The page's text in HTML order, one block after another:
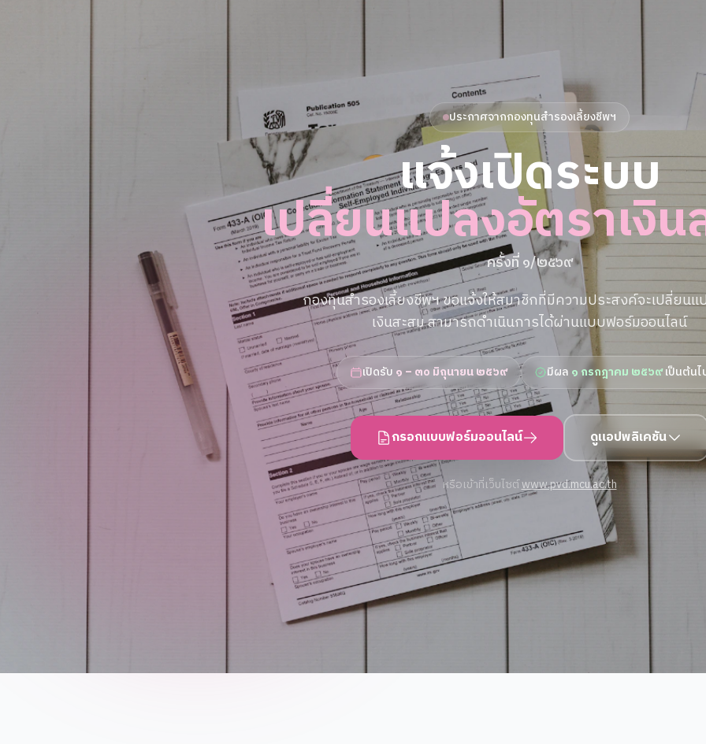
ประกาศจากกองทุนสำรองเลี้ยงชีพฯ
แจ้งเปิดระบบ
เปลี่ยนแปลงอัตราเงิ
ครั้งที่ ๑/๒๕๖๙
กองทุนสำรองเลี้ยงชีพฯ ขอแจ้งให้สมาชิกที่มีความประสงค์จะเปลี่ยนแ
เงินสะสม สามารถดำเนินการได้ผ่านแบบฟอร์มออนไลน์
เปิดรับ ๑ – ๓๐ มิถุนายน ๒๕๖๙ มีผล ๑ กรกฎาคม ๒๕๖๙เป็นต้นไ
กรอกแบบฟอร์มออนไลน์ ดูแอปพลิเคชัน
หรือเข้าที่เว็บไซต์www.pvd.mcu.ac.th